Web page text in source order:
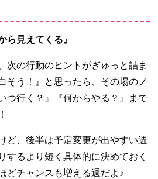
ら見えてくる』
次の行動のヒントがぎゅっと詰ま
そう！』と思ったら、その場のノ
つ行く？』『何からやる？』まで
ど、後半は予定変更が出やすい週
するより短く具体的に決めておく
どチャンスも増える週だよ♪